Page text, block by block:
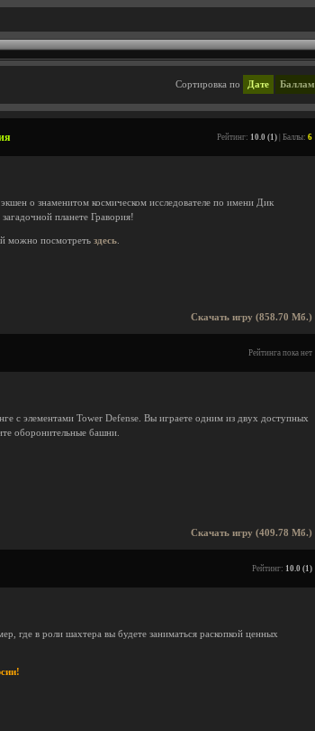
Сортировка по Дате Баллам
Рейтинг: 10.0 (1) | Баллы: 6
о знаменитом космическом исследователе по имени Дик
планете Гравория!
можно посмотреть здесь
Скачать игру (858.70 Мб.)
Рейтинга пока нет
с элементами Tower Defense. Вы играете одним из двух доступных
оборонительные башни.
Скачать игру (409.78 Мб.)
Рейтинг: 10.0 (1)
где в роли шахтера вы будете заниматься раскопкой ценных